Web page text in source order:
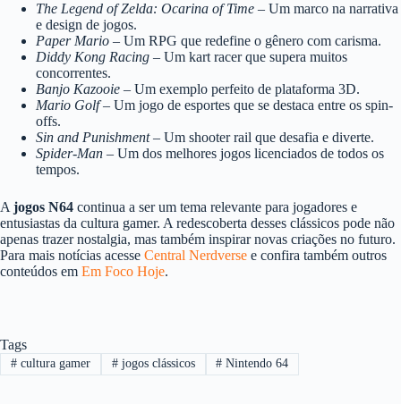
The Legend of Zelda: Ocarina of Time – Um marco na narrativa
e design de jogos.
Paper Mario – Um RPG que redefine o gênero com carisma.
Diddy Kong Racing – Um kart racer que supera muitos
concorrentes.
Banjo Kazooie – Um exemplo perfeito de plataforma 3D.
Mario Golf– Um jogo de esportes que se destaca entre os spin-
offs.
Sin and Punishment– Um shooter rail que desafia e diverte.
Spider-Man – Um dos melhores jogos licenciados de todos os
tempos.
A jogos N64 continua a ser um tema relevante para jogadores e
entusiastas da cultura gamer. A redescoberta desses clássicos pode não
apenas trazer nostalgia, mas também inspirar novas criações no futuro.
Para mais notícias acesse Central Nerdverse e confira também outros
conteúdos em Em Foco Hoje.
Tags
#cultura gamer #jogos clássicos # Nintendo 64